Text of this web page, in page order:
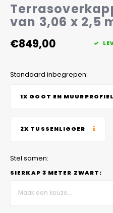
van 3,06 x 2,5
€849,00
Standaard inbegrepen:
1X GOOT EN MUURPROFIEL
2X TUSSENLIGGER
Stel samen:
SIERKAP 3 METER ZWART:
Maak een keuze...